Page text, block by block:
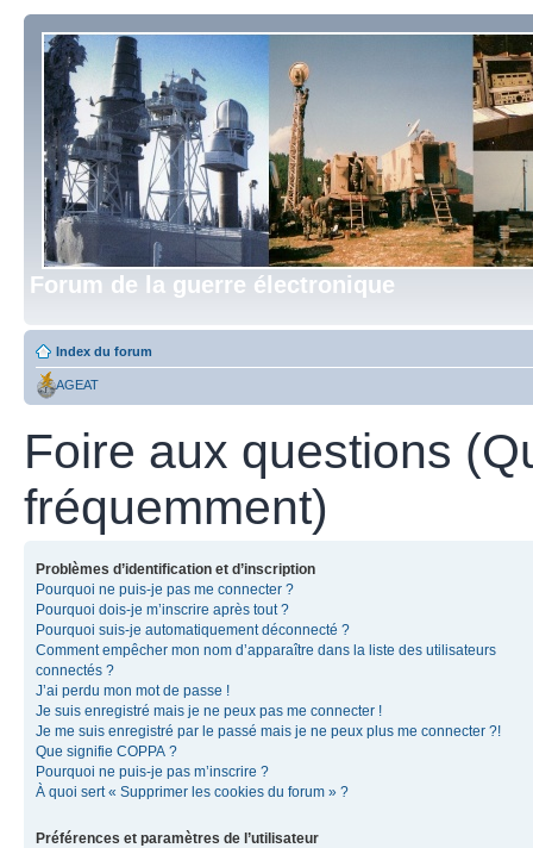
Forum de la guerre électronique
Index du forum
AGEAT
Foire aux questions
fréquemment)
Problèmes d’identification et d’inscription
Pourquoi ne puis-je pas me connecter ?
Pourquoi dois-je m’inscrire après tout ?
Pourquoi suis-je automatiquement déconnecté ?
Comment empêcher mon nom d’apparaître dans la liste des utilisateurs
connectés ?
J’ai perdu mon mot de passe !
Je suis enregistré mais je ne peux pas me connecter !
Je me suis enregistré par le passé mais je ne peux plus me connecter ?!
Que signifie COPPA ?
Pourquoi ne puis-je pas m’inscrire ?
À quoi sert « Supprimer les cookies du forum » ?
Préférences et paramètres de l’utilisateur